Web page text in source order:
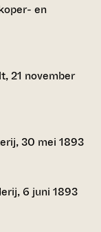
en
21 november
30 mei 1893
6 juni 1893